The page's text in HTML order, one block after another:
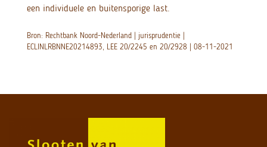
een individuele en buitensporige last.
Bron: Rechtbank Noord-Nederland | jurisprudentie |
ECLINLRBNNE20214893, LEE 20/2245 en 20/2928 | 08-11-2021